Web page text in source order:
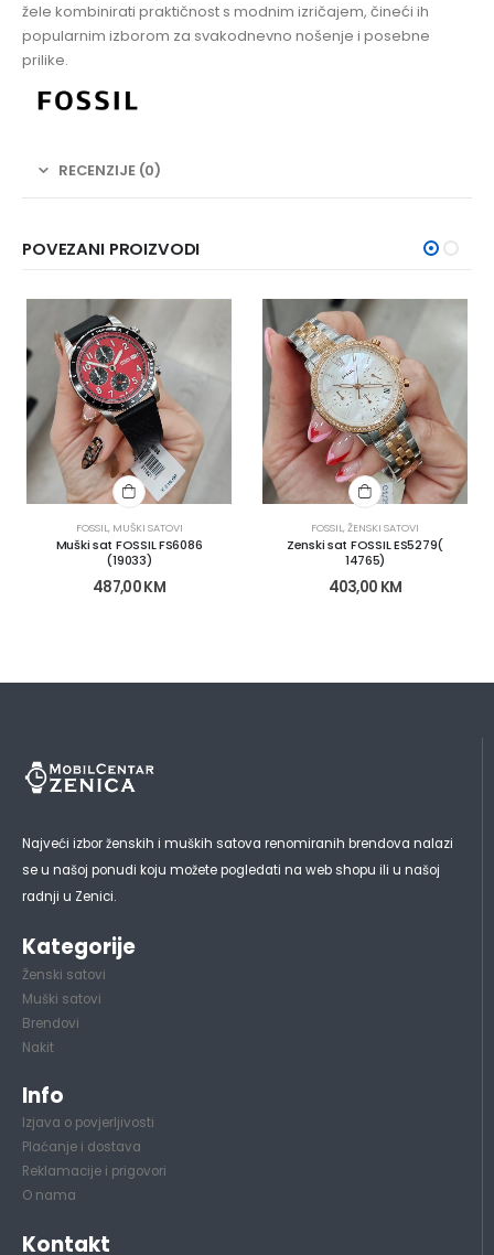
žele kombinirati praktičnost s modnim izričajem, čineći ih
popularnim izborom za svakodnevno nošenje i posebne
prilike.
RECENZIJE (0)
POVEZANI PROIZVODI
FOSSIL, MUŠKI SATOVI
Muški sat FOSSIL FS6086
(19033)
487,00KM
FOSSIL,ŽENSKI SATOVI
Zenski sat FOSSIL ES5279(
14765)
403,00 KM
Najveći izbor ženskih i muških satova renomiranih brendova nalazi
se u našoj ponudi koju možete pogledati na web shopu ili u našoj
radnji u Zenici.
Kategorije
Ženski satovi
Muški satovi
Brendovi
Nakit
Info
Izjava o povjerljivosti
Plaćanje i dostava
Reklamacije i prigovori
O nama
Kontakt